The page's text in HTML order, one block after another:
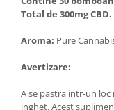
Total de 300mg CBD.
Aroma: Pure
Avertizare:
A se pastra intr-un
inghet. Acest